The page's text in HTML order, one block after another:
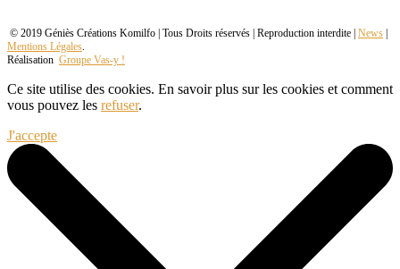
© 2019 Géniès Créations Komilfo | Tous Droits réservés | Reproduction interdite | News
Mentions Légales.
Réalisation Groupe Vas-y !
Ce site utilise des cookies. En savoir plus sur les cookies et comment
vous pouvez les refuser.
J'accepte